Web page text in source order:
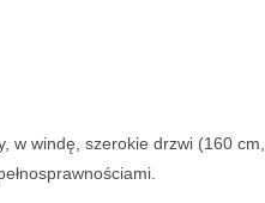
w windę, szerokie drzwi (160 cm,